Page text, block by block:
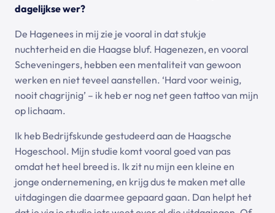
dagelijkse wer?
De Hagenees in mij zie je vooral in dat stukje
nuchterheid en die Haagse bluf. Hagenezen, en vooral
Scheveningers, hebben een mentaliteit van gewoon
werken en niet teveel aanstellen. ‘Hard voor weinig,
nooit chagrijnig’ – ik heb er nog net geen tattoo van mijn
op lichaam.
Ik heb Bedrijfskunde gestudeerd aan de Haagsche
Hogeschool. Mijn studie komt vooral goed van pas
omdat het heel breed is. Ik zit nu mijn een kleine en
jonge ondernemening, en krijg dus te maken met alle
uitdagingen die daarmee gepaard gaan. Dan helpt het